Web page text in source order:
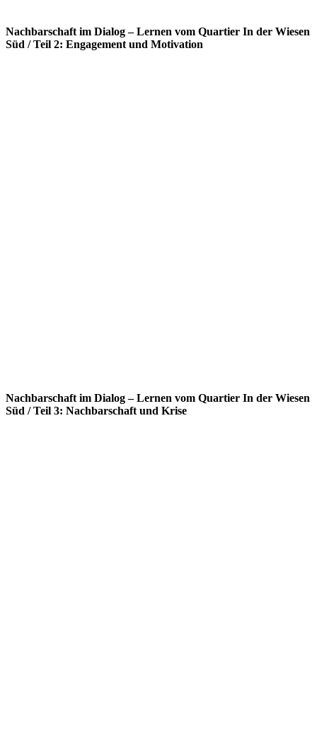
Nachbarschaft im Dialog – Lernen vom Quartier In der Wiesen
Süd / Teil 2: Engagement und Motivation
Nachbarschaft im Dialog – Lernen vom Quartier In der Wiesen
Süd / Teil 3: Nachbarschaft und Krise